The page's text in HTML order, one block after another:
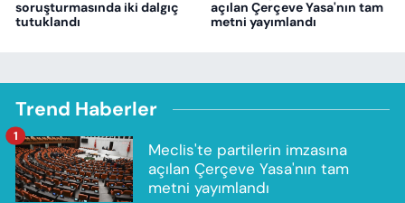
soruşturmasında iki dalgıç
tutuklandı
açılan Çerçeve Yasa'nın tam
metni yayımlandı
Trend Haberler
Meclis'te partilerin imzasına
açılan Çerçeve Yasa'nın tam
metni yayımlandı
1